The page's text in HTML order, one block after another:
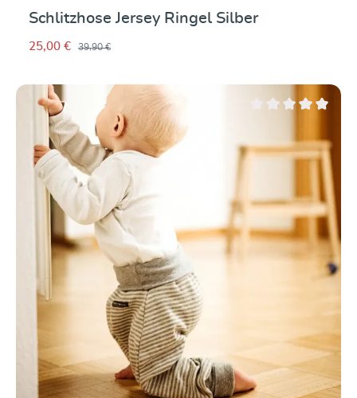
Schlitzhose Jersey Ringel Silber
25,00 € 39,90 €